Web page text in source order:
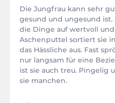
Die Jungfrau kann sehr
gesund und ungesund
die Dinge auf wertvoll
Aschenputtel sortiert sie
das Hässliche aus. Fast
nur langsam für eine
ist sie auch treu. Pingelig
sie manchen.